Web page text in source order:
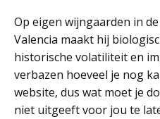
Op eigen wijngaarden in
Valencia maakt hij
historische volatiliteit en
verbazen hoeveel je nog
website, dus wat moet je
niet uitgeeft voor jou te